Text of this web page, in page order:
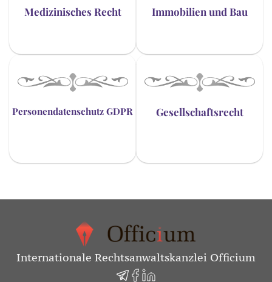
Medizinisches Recht Immobilien und Bau
Personendatenschutz GDPR Gesellschaftsrecht
Internationale Rechtsanwaltskanzlei Officium